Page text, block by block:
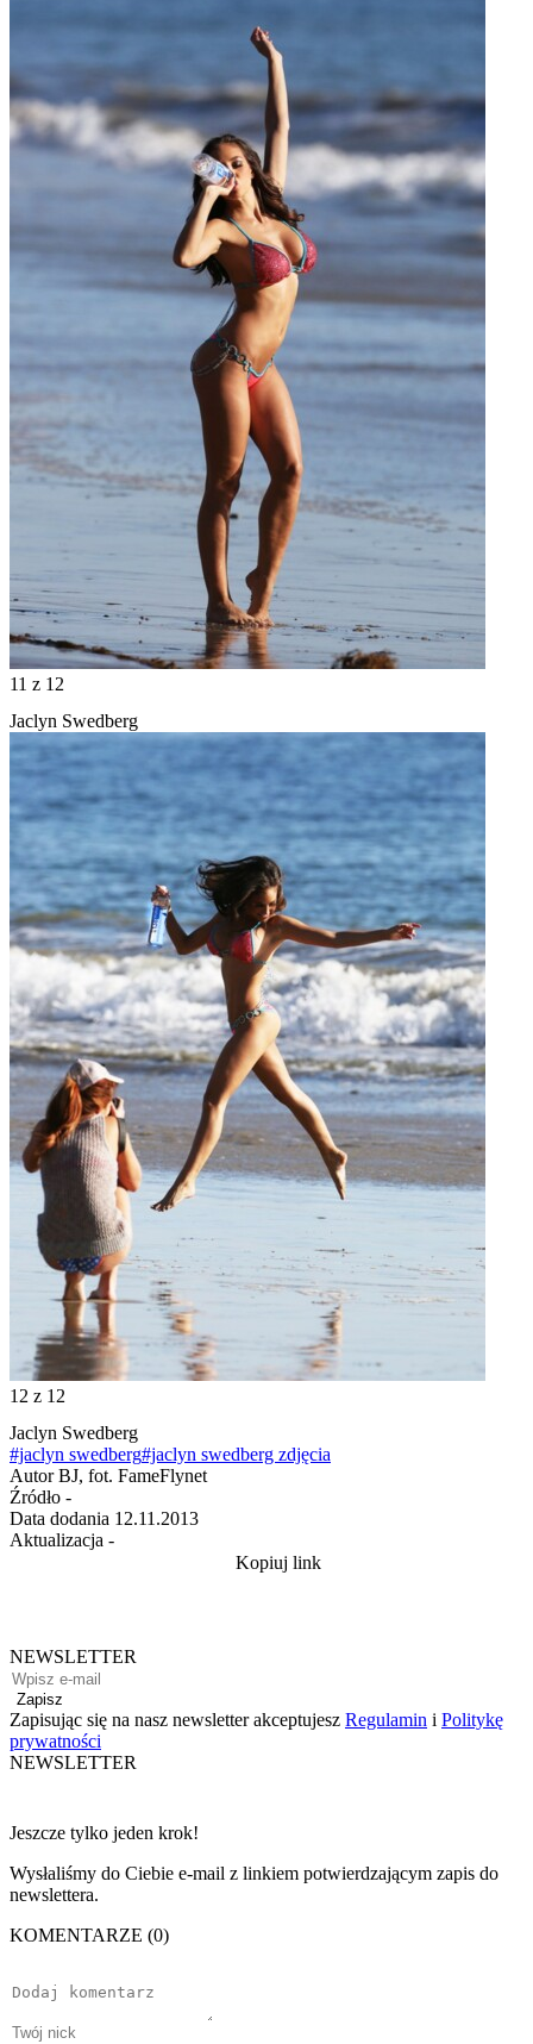
11 z 12
Jaclyn Swedberg
12 z 12
Jaclyn Swedberg
#jaclyn swedberg#jaclyn swedberg zdjęcia
Autor BJ, fot. FameFlynet
Źródło -
Data dodania 12.11.2013
Aktualizacja -
Kopiuj link
NEWSLETTER
Zapisz
Zapisując się na nasz newsletter akceptujesz Regulamin i Politykę
prywatności
NEWSLETTER
Jeszcze tylko jeden krok!
Wysłaliśmy do Ciebie e-mail z linkiem potwierdzającym zapis do
newslettera.
KOMENTARZE (0)